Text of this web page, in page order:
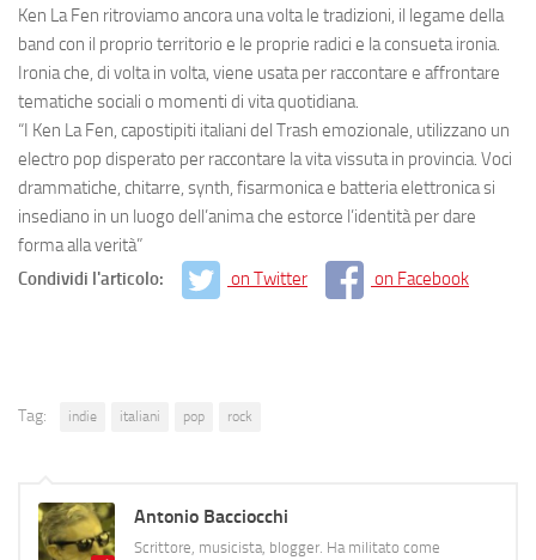
Ken La Fen ritroviamo ancora una volta le tradizioni, il legame della
band con il proprio territorio e le proprie radici e la consueta ironia.
Ironia che, di volta in volta, viene usata per raccontare e affrontare
tematiche sociali o momenti di vita quotidiana.
“I Ken La Fen, capostipiti italiani del Trash emozionale, utilizzano un
electro pop disperato per raccontare la vita vissuta in provincia. Voci
drammatiche, chitarre, synth, fisarmonica e batteria elettronica si
insediano in un luogo dell’anima che estorce l’identità per dare
forma alla verità”
Condividi l'articolo:
on Twitter on Facebook
Tag: indie italiani pop rock
Antonio Bacciocchi
Scrittore, musicista, blogger. Ha militato come